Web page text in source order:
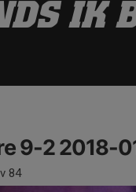
IK
9-2 2018-
84